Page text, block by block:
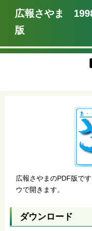
ら
広報さやま
版
広報さやまのPDF版で
ウで開きます。
ダウンロード